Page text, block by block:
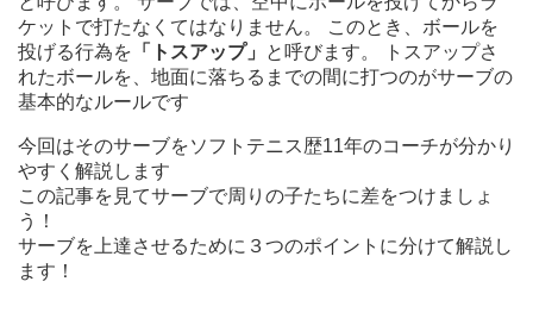
ケットで打たなくてはなりません。 このとき、ボールを
投げる行為を 「トスアップ」
と呼びます。 トスアップさ
れたボールを、地面に落ちるまでの間に打つのがサーブの
基本的なルールです
今回はそのサーブをソフトテニス歴11年のコーチが分かり
やすく解説します
この記事を見てサーブで周りの子たちに差をつけましょ
う！
サーブを上達させるために３つのポイントに分けて解説し
ます！